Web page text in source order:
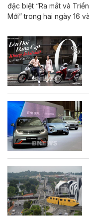
đặc biệt “Ra mắt và
Mới” trong hai ngày 16